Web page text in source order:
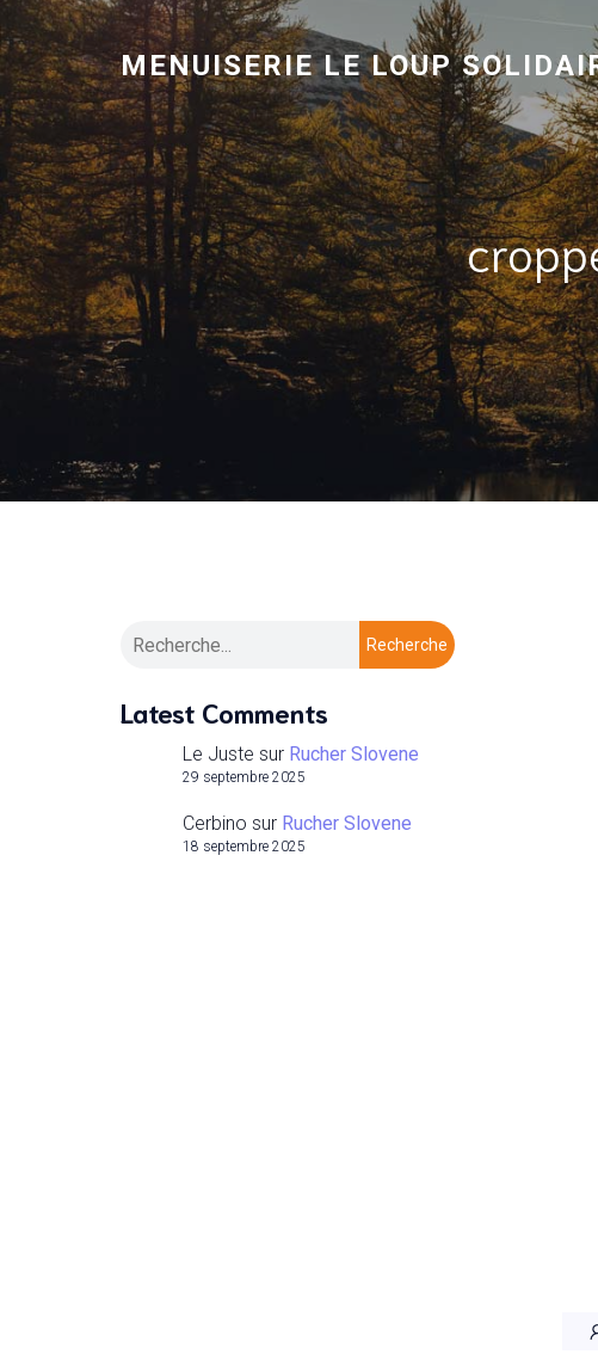
MENUISERIE LE LOUP
Recherche
Latest Comments
Le Juste sur Rucher Slovene
29 septembre 2025
Cerbino sur Rucher Slovene
18 septembre 2025